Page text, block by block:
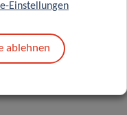
erklären Sie
Einstellungen
ablehnen